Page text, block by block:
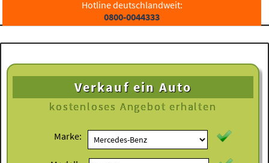
Hotline deutschlandweit:
0800-0044333
Verkauf ein Auto
kostenloses Angebot erhalten
Marke: